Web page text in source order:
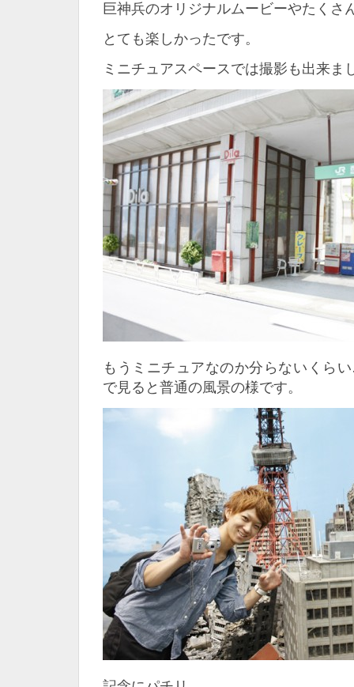
巨神兵のオリジナルムービーやたくさ
とても楽しかったです。
ミニチュアスペースでは撮影も出来ま
もうミニチュアなのか分らないくら
で見ると普通の風景の様です。